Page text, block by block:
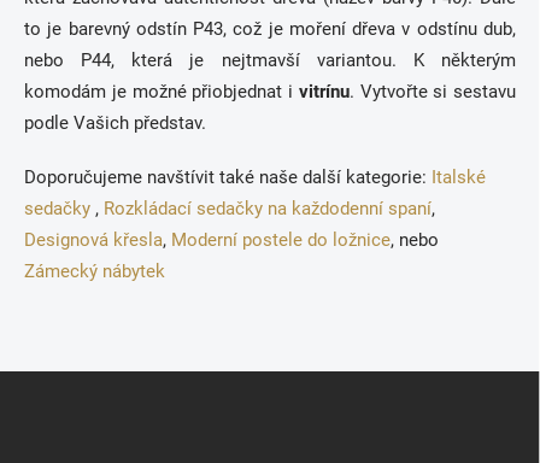
v
k
y
v
s
u
to je barevný odstín P43, což je moření dřeva v odstínu dub,
nebo P44, která je nejtmavší variantou. K některým
komodám je možné přiobjednat i vitrínu. Vytvořte si sestavu
podle Vašich představ.
Doporučujeme navštívit také naše další kategorie: Italské
sedačky , Rozkládací sedačky na každodenní spaní,
Designová křesla, Moderní postele do ložnice, nebo
Zámecký nábytek